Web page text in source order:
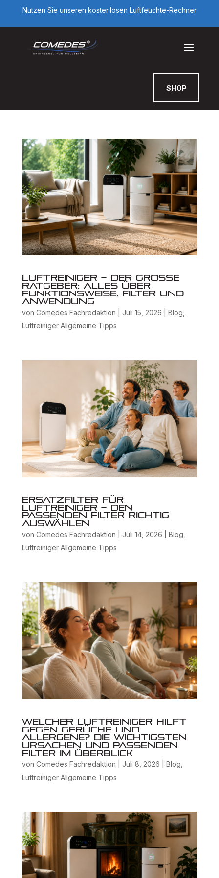
Nutzen Sie unseren kostenlosen Luftfeuchte-Rechner
SHOP
Luftreiniger – Der große
Ratgeber: Alles über
Funktionsweise, Filter und
Anwendung
von Comedes Fachredaktion Juli 15, 2026 Blog,
Luftreiniger Allgemeine Tipps
Ersatzfilter für
Luftreiniger – Den
passenden Filter richtig
auswählen
von Comedes Fachredaktion Juli 14, 2026 Blog
Luftreiniger Allgemeine Tipps
Welcher Luftreiniger hilft
gegen Gerüche und
Allergene? Die wichtigsten
Ursachen und passenden
Filter im Überblick
von Comedes Fachredaktion Juli 8, 2026 Blog
Luftreiniger Allgemeine Tipps